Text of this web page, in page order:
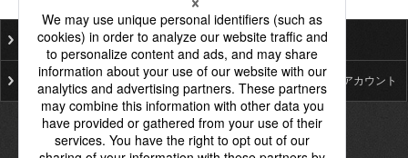
ご利用にあたって 個人情報保護基本方針
プライバシーポリシー ソーシャルメディア公式アカウント